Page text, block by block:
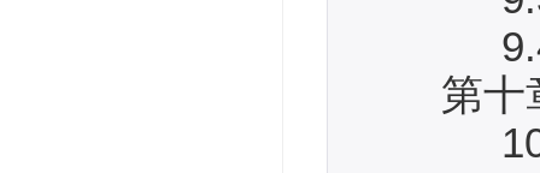
9.4管
第十章
10.1